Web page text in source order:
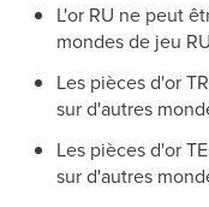
L'or RU ne peut
mondes de jeu
Les pièces d'or
sur d'autres
Les pièces d'or
sur d'autres